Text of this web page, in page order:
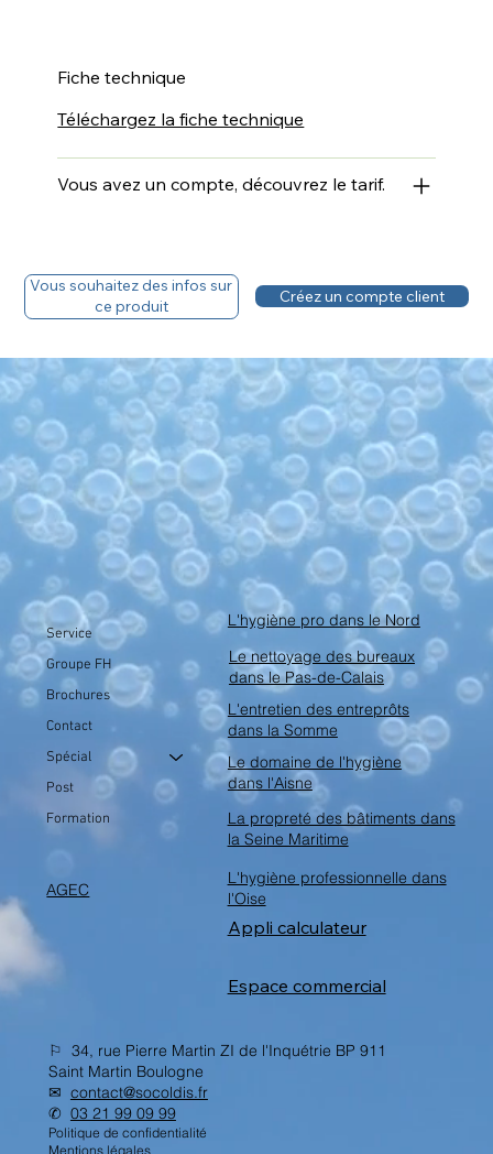
Fiche technique
Téléchargez la fiche technique
Vous avez un compte, découvrez le tarif.
Vous souhaitez des infos sur
ce produit
Créez un compte client
Service
Groupe FH
Brochures
Contact
Spécial
Post
Formation
AGEC
L'hygiène pro dans le Nord
Le nettoyage des bureaux
dans le Pas-de-Calais
L'entretien des entreprôts
dans la Somme
Le domaine de l'hygiène
dans l'Aisne
La propreté des bâtiments dans
la Seine Maritime
L'hygiène professionnelle dans
l'Oise
Espace commercial
Appli calculateur
⚐ 34, rue Pierre Martin ZI de l'Inquétrie BP 911
Saint Martin Boulogne
✉︎ contact@socoldis.fr
✆ 03 21 99 09 99
Politique de confidentialité
Mentions légales